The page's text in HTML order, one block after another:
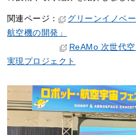
関連ページ：
グリーンイノベ
航空機の開発」
ReAMo 次世代
実現プロジェクト